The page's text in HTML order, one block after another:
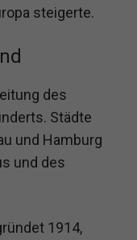
steigerte.
des
Städte
und Hamburg
und des
1914,